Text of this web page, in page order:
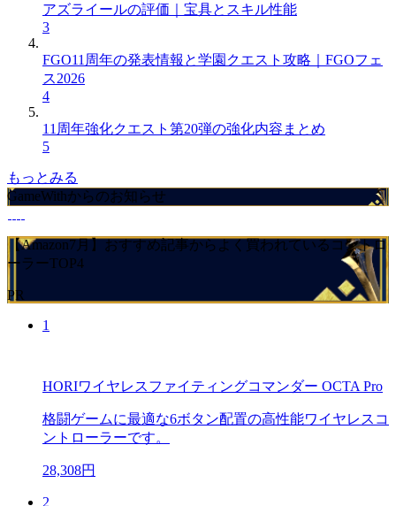
アズライールの評価｜宝具とスキル性能
3
FGO11周年の発表情報と学園クエスト攻略｜FGOフェ
ス2026
4
11周年強化クエスト第20弾の強化内容まとめ
5
もっとみる
GameWithからのお知らせ
【Amazon7月】おすすめ記事からよく買われているコントロ
ーラーTOP4
PR
1
HORIワイヤレスファイティングコマンダー OCTA Pro
格闘ゲームに最適な6ボタン配置の高性能ワイヤレスコ
ントローラーです。
28,308円
2